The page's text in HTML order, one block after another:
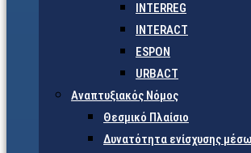
INTERREG
INTERACT
ESPON
URBACT
Αναπτυξιακός Νόμος
Θεσμικό Πλαίσιο
Δυνατότητα ενίσχυσης